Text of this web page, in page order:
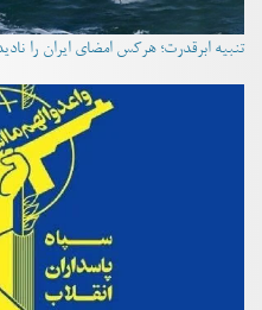
تنبیه ابرقدرت؛ هرکس امضای ایران را